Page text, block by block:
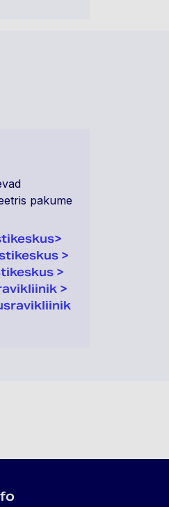
pakume
>
>
>